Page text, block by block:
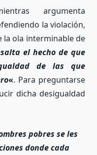
argumenta
la violación,
la ola interminable de
el hecho de que
de las que
«. Para preguntarse
dicha desigualdad
pobres se les
donde cada